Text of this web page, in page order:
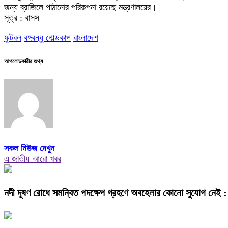
জন্য ব্রাজিলে পাঠানোর পরিকল্পনা রয়েছে মন্ত্রণালয়ের।
সূত্র : বাসস
ফুটবল বঙ্গবন্ধু গোল্ডকাপ বাংলাদেশ
আপলোডকারীর তথ্য
সকল নিউজ দেখুন
এ জাতীয় আরো খবর
নদী দূষণ রোধে সমন্বিত পদক্ষেপ গ্রহণে অবহেলার কোনো সুযোগ নেই :